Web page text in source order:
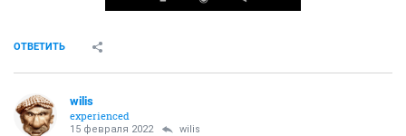
ОТВЕТИТЬ
wilis
experienced
15 февраля 2022 wilis